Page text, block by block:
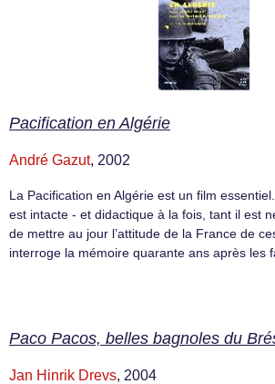
Pacification en Algérie
André Gazut, 2002
La Pacification en Algérie est un film
est intacte - et didactique à la fois, tant il est
de mettre au jour l’attitude de la France de
interroge la mémoire quarante ans après les
Paco Pacos, belles bagnoles du
Jan Hinrik Drevs, 2004